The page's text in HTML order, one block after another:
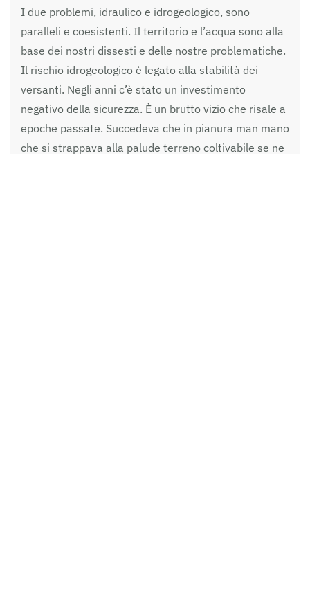
I due problemi, idraulico e idrogeologico, sono
paralleli e coesistenti. Il territorio e l’acqua sono alla
base dei nostri dissesti e delle nostre problematiche.
Il rischio idrogeologico è legato alla stabilità dei
versanti. Negli anni c’è stato un investimento
negativo della sicurezza. È un brutto vizio che risale a
epoche passate. Succedeva che in pianura man mano
che si strappava alla palude terreno coltivabile se ne